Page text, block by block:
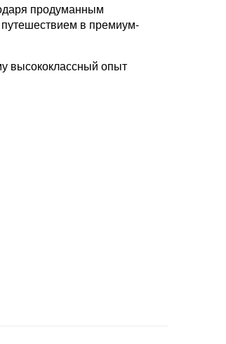
продуманным
в премиум-
высококлассный опыт